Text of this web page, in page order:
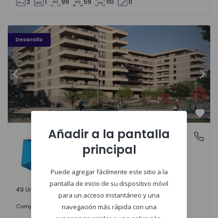
2 1 99 59 110 0
Desarrollo
PLENO JARDIM - 3
Anterior
Águas Santas, PortoPLENO JARDIM
Águas Santas, Porto
49 Unidades disponibles
Comprar 242.000 €
Añadir a la pantalla
principal
Puede agregar fácilmente este sitio a la
pantalla de inicio de su dispositivo móvil
para un acceso instantáneo y una
navegación más rápida con una